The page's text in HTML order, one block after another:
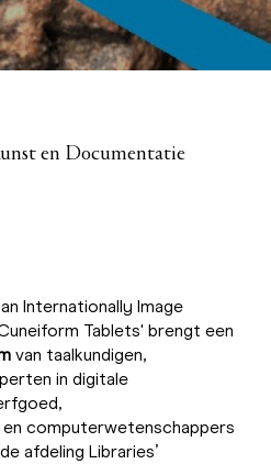
en Documentatie
Internationally Image
Tablets' brengt een
van taalkundigen,
in digitale
computerwetenschappers
afdeling Libraries’